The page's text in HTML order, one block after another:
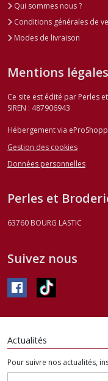
Qui sommes nous ?
Conditions générales de
Modes de livraison
Mentions légales
Ce site est édité par Perles
SIREN : 487906943
Hébergement via
Gestion des cookies
Données personnelles
Perles et
63760 BOURG LASTIC
Suivez nous
Actualités
Pour suivre nos actualités,